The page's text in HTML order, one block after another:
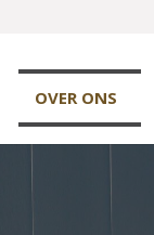
OVER ONS